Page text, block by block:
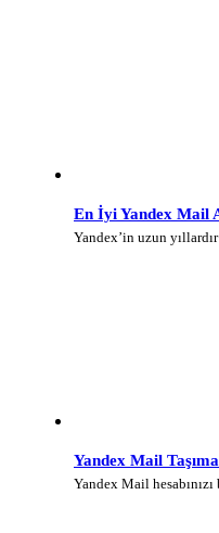
En İyi Yandex Mail
Yandex’in uzun
Yandex Mail Taşıma
Yandex Mail hesabınızı